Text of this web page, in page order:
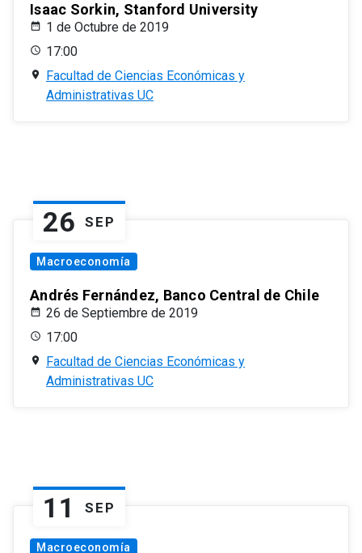
Isaac Sorkin, Stanford University
1 de Octubre de 2019
17:00
Facultad de Ciencias Económicas y
Administrativas UC
26 SEP
Macroeconomía
Andrés Fernández, Banco Central de Chile
26 de Septiembre de 2019
17:00
Facultad de Ciencias Económicas y
Administrativas UC
11 SEP
Macroeconomía